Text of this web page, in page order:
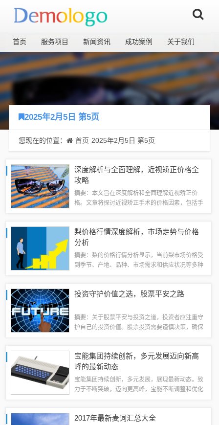
首页 服务项目 新闻资讯 成功案例 关于我们
2025年2月5日 第5页
您现在的位置： 首页 2025年2月5日 第5页
深度解析与全面理解，近视矫正价格全
攻略
摘要：本文旨在深度解析和全面理解近视矫正价
格。文章将探讨近视矫正手术的价格因素，包括手
正手术的价格范围，以及如何根据自身情况选择...
梨价格行情深度解析，市场走势与价格
分析
摘要：梨的价格行情分析显示，当前梨市场价格受
到季节、产地、品种、市场需求和供应状况等多种
也存在差异。随着市场需求的变化和种植技术...
投资守护价值之选，股票平安之路
摘要：关于股票平安与投资之道，投资者应注重守
护自己的投资价值。股票投资需要谨慎决策，确保
现投资回报。守护价值意味着坚持长期投资理...
宝能集团持续创新，多元发展迈向新高
峰的最新动态
宝能集团持续创新，多元发展，展现最新动态。致
力于不断突破，迈向更高峰，宝能不断调整和优化
发展活力和广阔的未来前景。发展概况宝能集团...
2017年最新麦词汇总大全